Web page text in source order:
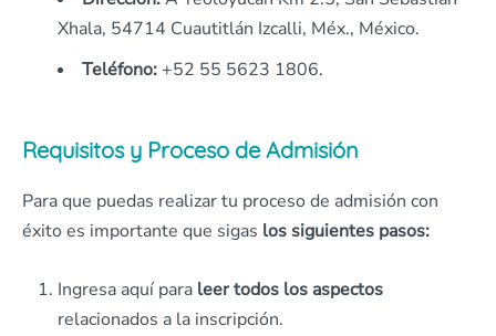
Xhala, 54714 Cuautitlán Izcalli, Méx., México.
Teléfono: +52 55 5623 1806.
Requisitos y Proceso de Admisión
Para que puedas realizar tu proceso de admisión con
éxito es importante que sigas los siguientes pasos:
Ingresa aquí para leer todos los aspectos
relacionados a la inscripción.